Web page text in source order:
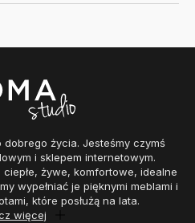
życia. Jesteśmy czymś
i sklepem internetowym.
żywe, komfortowe, idealne
wypełniać je pięknymi meblami i
które posłużą na lata.
więcej